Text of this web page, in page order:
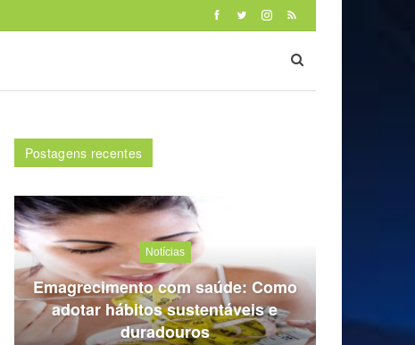
Postagens recentes
Notícias
Emagrecimento com saúde: Como
adotar hábitos sustentáveis e
duradouros